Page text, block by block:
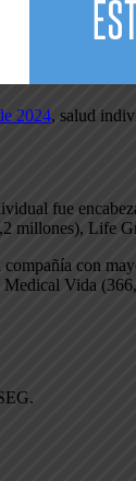
2024, salud
fue
millones), Life
con
Vida